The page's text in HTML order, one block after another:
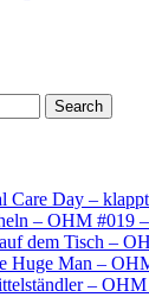
Care Day –
– OHM #019
dem Tisch –
Huge Man –
–